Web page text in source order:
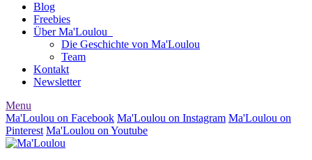
Blog
Freebies
Über Ma'Loulou
Die Geschichte von Ma'Loulou
Team
Kontakt
Newsletter
Menu
Ma'Loulou on Facebook Ma'Loulou on Instagram Ma'Loulou on
Pinterest Ma'Loulou on Youtube